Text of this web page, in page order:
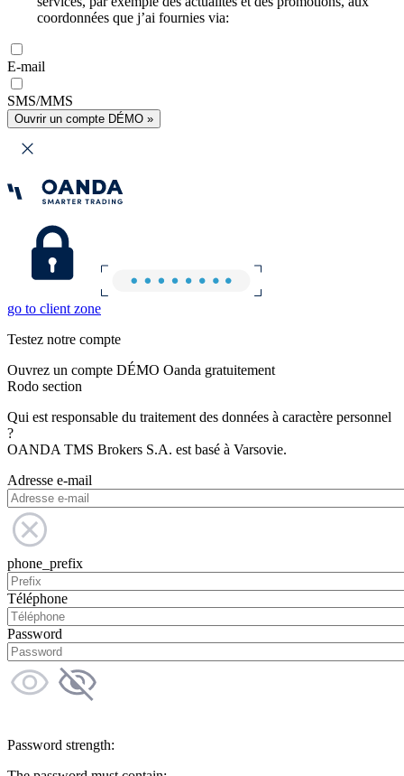
coordonnées que j’ai fournies via:
E-mail
SMS/MMS
Ouvrir un compte DÉMO »
go to client zone
Testez notre compte
Ouvrez un compte DÉMO Oanda gratuitement
Rodo section
Qui est responsable du traitement des données à caractère personnel
?
OANDA TMS Brokers S.A. est basé à Varsovie.
Adresse e-mail
phone_prefix
Téléphone
Password
Password strength: